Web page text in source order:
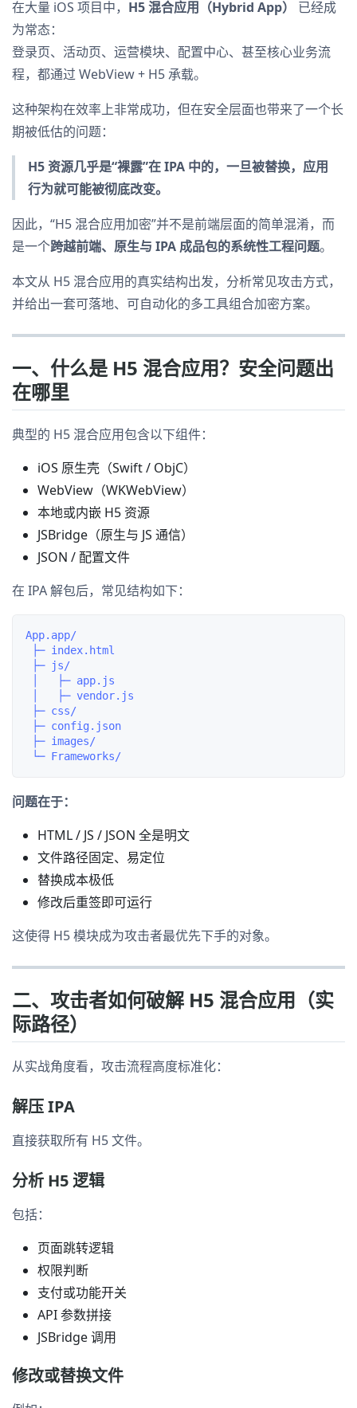
在大量 iOS 项目中， H5 混合应用（Hybrid App）
已经成
为常态：
登录页、活动页、运营模块、配置中心、甚至核心业务流
程，都通过 WebView + H5 承载。
这种架构在效率上非常成功，但在安全层面也带来了一个长
期被低估的问题：
H5 资源几乎是“裸露”在 IPA 中的，一旦被替换，应用
行为就可能被彻底改变。
因此，“H5 混合应用加密”并不是前端层面的简单混淆，而
是一个跨越前端、原生与 IPA 成品包的系统性工程问题。
本文从 H5 混合应用的真实结构出发，分析常见攻击方式，
并给出一套可落地、可自动化的多工具组合加密方案。
一、什么是 H5 混合应用？安全问题出
在哪里
典型的 H5 混合应用包含以下组件：
iOS 原生壳（Swift / ObjC）
WebView（WKWebView）
本地或内嵌 H5 资源
JSBridge（原生与 JS 通信）
JSON / 配置文件
在 IPA 解包后，常见结构如下：
App.app/
├─ index.html
├─ js/
│   ├─ app.js
│   ├─ vendor.js
├─ css/
├─ config.json
├─ images/
问题在于：
HTML / JS / JSON 全是明文
文件路径固定、易定位
替换成本极低
修改后重签即可运行
这使得 H5 模块成为攻击者最优先下手的对象。
二、攻击者如何破解 H5 混合应用（实
际路径）
从实战角度看，攻击流程高度标准化：
解压 IPA
直接获取所有 H5 文件。
分析 H5 逻辑
包括：
页面跳转逻辑
权限判断
支付或功能开关
API 参数拼接
JSBridge 调用
修改或替换文件